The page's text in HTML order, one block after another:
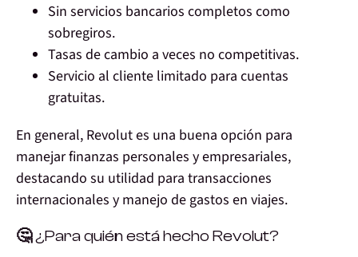
Sin servicios bancarios completos como
sobregiros.
Tasas de cambio a veces no competitivas.
Servicio al cliente limitado para cuentas
gratuitas.
En general, Revolut es una buena opción para
manejar finanzas personales y empresariales,
destacando su utilidad para transacciones
internacionales y manejo de gastos en viajes.
🤔 ¿Para quién está hecho Revolut?